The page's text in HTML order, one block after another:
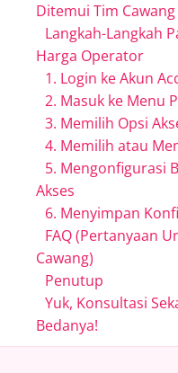
Ditemui Tim Cawang
Langkah-Langkah
Harga Operator
1. Login ke Akun
2. Masuk ke Menu
3. Memilih Opsi
4. Memilih atau
5. Mengonfigurasi
Akses
6. Menyimpan
FAQ (Pertanyaan
Cawang)
Penutup
Yuk, Konsultasi
Bedanya!